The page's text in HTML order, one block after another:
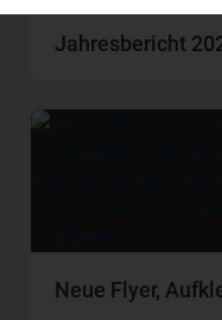
Jahresbericht
Neue Flyer,